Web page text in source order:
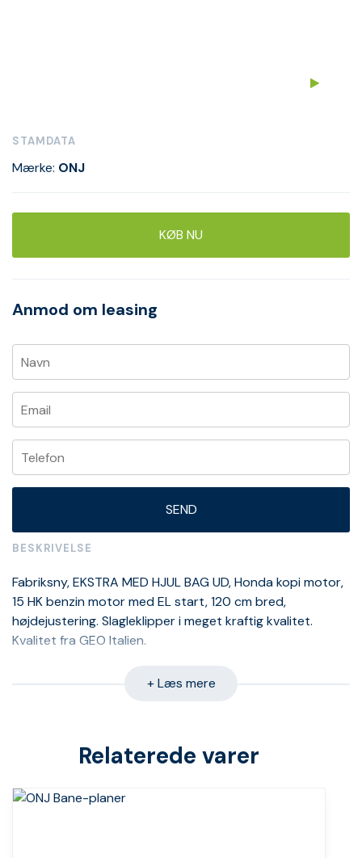
STAMDATA
Mærke: ONJ
KØB NU
Anmod om leasing
BESKRIVELSE
Fabriksny, EKSTRA MED HJUL BAG UD, Honda kopi motor,
15 HK benzin motor med EL start, 120 cm bred,
højdejustering. Slagleklipper i meget kraftig kvalitet.
Kvalitet fra GEO Italien.
+ Læs mere
Relaterede varer